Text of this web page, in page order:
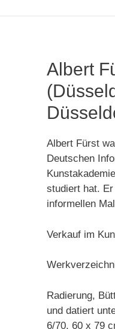
Albert
Albert Fürst
Deutschen
studiert hat.
informellen
Verkauf im
Radierung,
und datiert
6/70, 60 x 79